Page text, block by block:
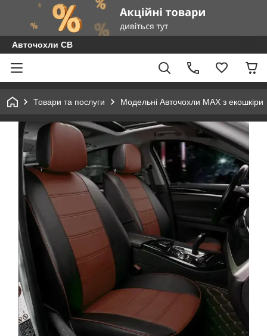
Авточохли СВ
Товари та послуги Модельні Авточохли MAX з екошкіри